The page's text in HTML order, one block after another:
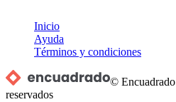
Inicio
Ayuda
Términos y condiciones
© Encuadrado
reservados